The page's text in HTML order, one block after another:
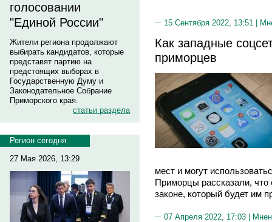
голосовании
"Единой России"
Жители региона продолжают
выбирать кандидатов, которые
представят партию на
предстоящих выборах в
Государственную Думу и
Законодательное Собрание
Приморского края.
статьи раздела
Регион сегодня
27 Мая 2026, 13:29
15 Сентября 2022, 13:51 |
Как западные
приморцев
мест и могут
Приморцы рассказали,
законе, который будет им
07 Апреля 2022, 17:03 |